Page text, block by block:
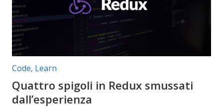
Categorie articolo:
Code, Learn
Quattro spigoli in Redux smussati
dall’esperienza